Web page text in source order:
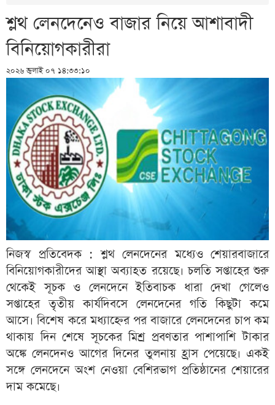
শ্লথ লেনদেনেও বাজার নিয়ে আশাবাদী
বিনিয়োগকারীরা
২০২৬ জুলাই ০৭ ১৪:৩৩:১০
নিজস্ব প্রতিবেদক : শ্লথ লেনদেনের মধ্যেও শেয়ারবাজারে
বিনিয়োগকারীদের আস্থা অব্যাহত রয়েছে। চলতি সপ্তাহের শুরু
থেকেই সূচক ও লেনদেনে ইতিবাচক ধারা দেখা গেলেও
সপ্তাহের তৃতীয় কার্যদিবসে লেনদেনের গতি কিছুটা কমে
আসে। বিশেষ করে মধ্যাহ্নের পর বাজারে লেনদেনের চাপ কম
থাকায় দিন শেষে সূচকের মিশ্র প্রবণতার পাশাপাশি টাকার
অঙ্কে লেনদেনও আগের দিনের তুলনায় হ্রাস পেয়েছে। একই
সঙ্গে লেনদেনে অংশ নেওয়া বেশিরভাগ প্রতিষ্ঠানের শেয়ারের
দাম কমেছে।